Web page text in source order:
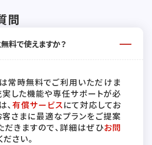
問
無料で使えますか？
常時無料でご利用いただけま
実した機能や専任サポートが必
、有償サービスにて対応してお
客さまに最適なプランをご提案
だきますので、詳細はぜひお問
ださい。